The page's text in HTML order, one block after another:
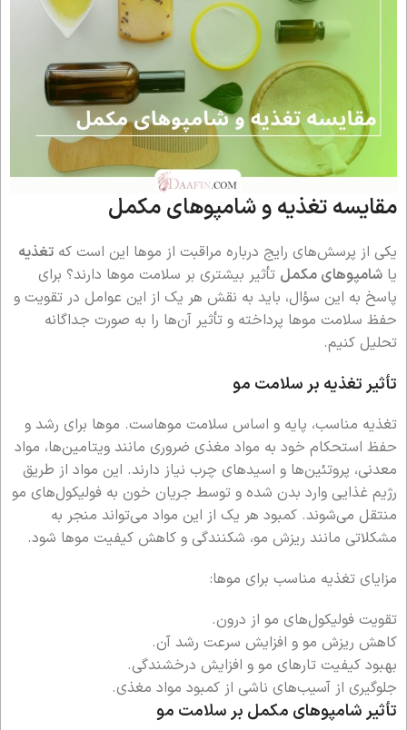
مقایسه تغذیه و شامپوهای مکمل
یکی از پرسش‌های رایج درباره مراقبت از موها این است که تغذیه
یا شامپوهای مکمل تأثیر بیشتری بر سلامت موها دارند؟ برای
پاسخ به این سؤال، باید به نقش هر یک از این عوامل در تقویت و
حفظ سلامت موها پرداخته و تأثیر آن‌ها را به صورت جداگانه
تحلیل کنیم.
تأثیر تغذیه بر سلامت مو
تغذیه مناسب، پایه و اساس سلامت موهاست. موها برای رشد و
حفظ استحکام خود به مواد مغذی ضروری مانند ویتامین‌ها، مواد
معدنی، پروتئین‌ها و اسیدهای چرب نیاز دارند. این مواد از طریق
رژیم غذایی وارد بدن شده و توسط جریان خون به فولیکول‌های مو
منتقل می‌شوند. کمبود هر یک از این مواد می‌تواند منجر به
مشکلاتی مانند ریزش مو، شکنندگی و کاهش کیفیت موها شود.
مزایای تغذیه مناسب برای موها:
تقویت فولیکول‌های مو از درون.
کاهش ریزش مو و افزایش سرعت رشد آن.
بهبود کیفیت تارهای مو و افزایش درخشندگی.
جلوگیری از آسیب‌های ناشی از کمبود مواد مغذی.
تأثیر شامپوهای مکمل بر سلامت مو